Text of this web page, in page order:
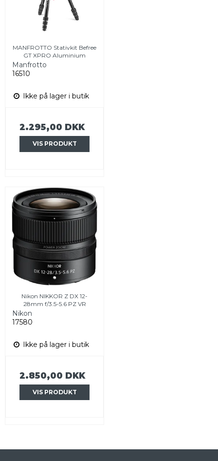
MANFROTTO Stativkit Befree
GT XPRO Aluminium
Manfrotto
16510
Ikke på lager i butik
2.295,00 DKK
VIS PRODUKT
Nikon NIKKOR Z DX 12-
28mm f/3.5-5.6 PZ VR
Nikon
17580
Ikke på lager i butik
2.850,00 DKK
VIS PRODUKT